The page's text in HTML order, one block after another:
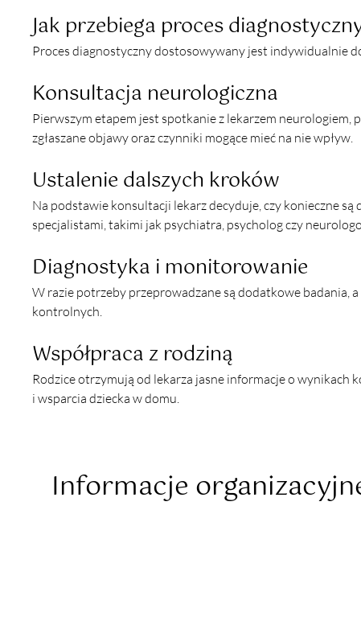
Jak przebiega proces
Proces diagnostyczny dostosowywany jest indywidualnie
Konsultacja neurologiczna
Pierwszym etapem jest spotkanie z lekarzem
zgłaszane objawy oraz czynniki mogące mieć na nie wpływ.
Ustalenie dalszych kroków
Na podstawie konsultacji lekarz decyduje, czy konieczne
specjalistami, takimi jak psychiatra, psycholog czy
Diagnostyka i monitorowanie
W razie potrzeby przeprowadzane są dodatkowe badania,
kontrolnych.
Współpraca z rodziną
Rodzice otrzymują od lekarza jasne informacje o
i wsparcia dziecka w domu.
Informacje